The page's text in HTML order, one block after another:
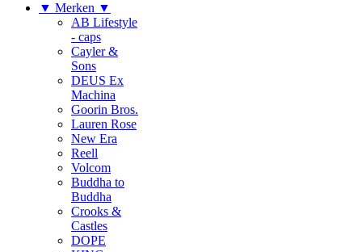
▼ Merken ▼
AB Lifestyle
- caps
Cayler &
Sons
DEUS Ex
Machina
Goorin Bros.
Lauren Rose
New Era
Reell
Volcom
Buddha to
Buddha
Crooks &
Castles
DOPE